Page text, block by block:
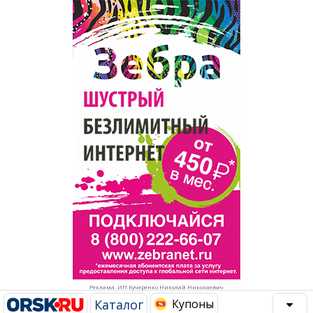
Реклама. ИП Кучеренко Николай Николаевич
Каталог Купоны
Рестораны, кафе, бары
Развлечения и отдых
Спорт Фитнес
Недвижимость
Красота Косметология
Торговля
Бизнес и финансы
Юристы, Экспертиза, Страхование
Ремонт
Социальные организации
Это интересно
Администрация
Популярное →